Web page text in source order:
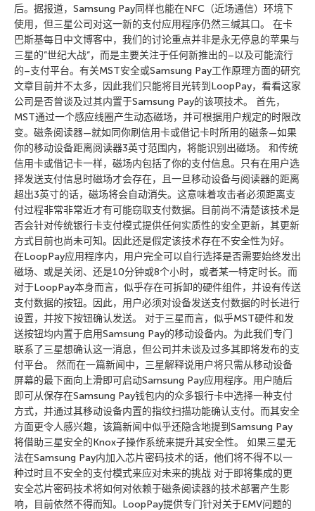
后。据报道，Samsung Pay同样也能在NFC（近场通信）环境下
使用，但三星公司对这一新的支付应用程序仍然三缄其口。 在卡
巴斯基每日中文博客中，我们的讨论重点并非是永无停息的苹果与
三星的”世纪大战”，而是主要关注于任何新推出的–以及可能流行
的–支付平台。有关MST安全或Samsung Pay工作原理方面的研究
文章目前并不太多，因此我们只能将目光转到LoopPay，看看这家
公司是否曾谈及过其内置于Samsung Pay的该项技术。 首先，
MST通过一个感应线圈产生动态磁场，并可根据用户规定的时限改
变。磁条阅读器—就如同你刷信用卡或借记卡时所用的磁条—如果
你的移动设备距离阅读器3英寸范围内，将能识别出磁场。 和传统
信用卡或借记卡一样，磁场内包括了你的支付信息。只有在用户选
择发送支付信息时磁场才会存在，且一旦移动设备与阅读器的距离
超出3英寸的话，磁场将会自动消失。这意味着攻击者必须距离支
付过程非常非常近才有可能窃取支付数据。目前尚不清楚该技术是
否会针对传统银行卡支付模式提供任何实质性的安全更新，其更新
方式目前也尚未可知。因此还是假定该技术存在不安全性为好。
在LoopPay应用程序内，用户完全可以自行选择是否需要始终发出
磁场、或是关闭、还是10分钟或8个小时，或者某一特定时长。而
对于LoopPay本身而言，似乎存在可拆卸的硬件组件，并设有传送
支付数据的按钮。因此，用户必须对设备发送支付数据的时长进行
设置，并按下按钮确认发送。 对于三星而言，似乎MST硬件和发
送按钮均内置于启用Samsung Pay的移动设备内。为此我们专门
联系了三星想确认这一消息，但公司并未谈及过多其即将发布的支
付平台。 然而在一篇新闻中，三星解释说用户将只需从移动设备
屏幕的最下面向上滑即可启动Samsung Pay应用程序。用户随后
即可从保存在Samsung Pay钱包内的众多银行卡中选择一种支付
方式，并通过其移动设备内置的指纹扫描功能确认支付。而其安全
方面更令人感兴趣，该篇新闻中似乎还隐含地提到Samsung Pay
将借助三星安全的Knox子操作系统来提升其安全性。 如果三星无
法在Samsung Pay内加入芯片密码技术的话，他们将不得不以一
种过时且不安全的支付模式来应对未来的挑战 对于即将集成的更
安全芯片密码技术将如何对依赖于磁条阅读器的技术部署产生影
响，目前依然不得而知。LoopPay提供专门针对关于EMV问题的